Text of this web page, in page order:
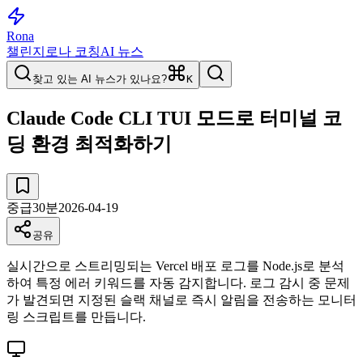
Rona
챌린지 로나 코칭AI 뉴스
찾고 있는 AI 뉴스가 있나요? K
Claude Code CLI TUI 모드로 터미널 코
딩 환경 최적화하기
중급30분2026-04-19
공유
실시간으로 스트리밍되는 Vercel 배포 로그를 Node.js로 분석
하여 특정 에러 키워드를 자동 감지합니다. 로그 감시 중 문제
가 발견되면 지정된 슬랙 채널로 즉시 알림을 전송하는 모니터
링 스크립트를 만듭니다.